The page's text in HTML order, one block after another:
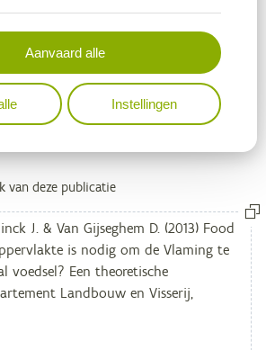
op deze vragen.
van deze publicatie
Aanvaard alle
Instellingen